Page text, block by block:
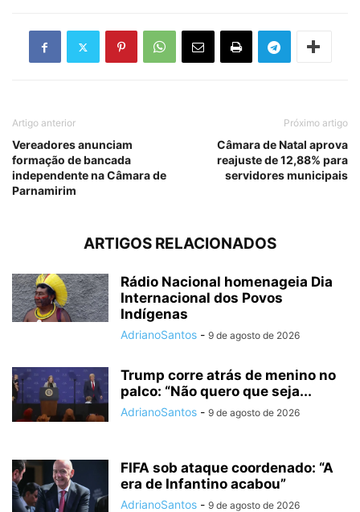
Artigo anterior
Vereadores anunciam
formação de bancada
independente na Câmara de
Parnamirim
Próximo artigo
Câmara de Natal aprova
reajuste de 12,88% para
servidores municipais
ARTIGOS RELACIONADOS
Rádio Nacional homenageia Dia
Internacional dos Povos
Indígenas
AdrianoSantos - 9 de agosto de 2026
Trump corre atrás de menino no
palco: “Não quero que seja...
AdrianoSantos - 9 de agosto de 2026
FIFA sob ataque coordenado: “A
era de Infantino acabou”
AdrianoSantos - 9 de agosto de 2026